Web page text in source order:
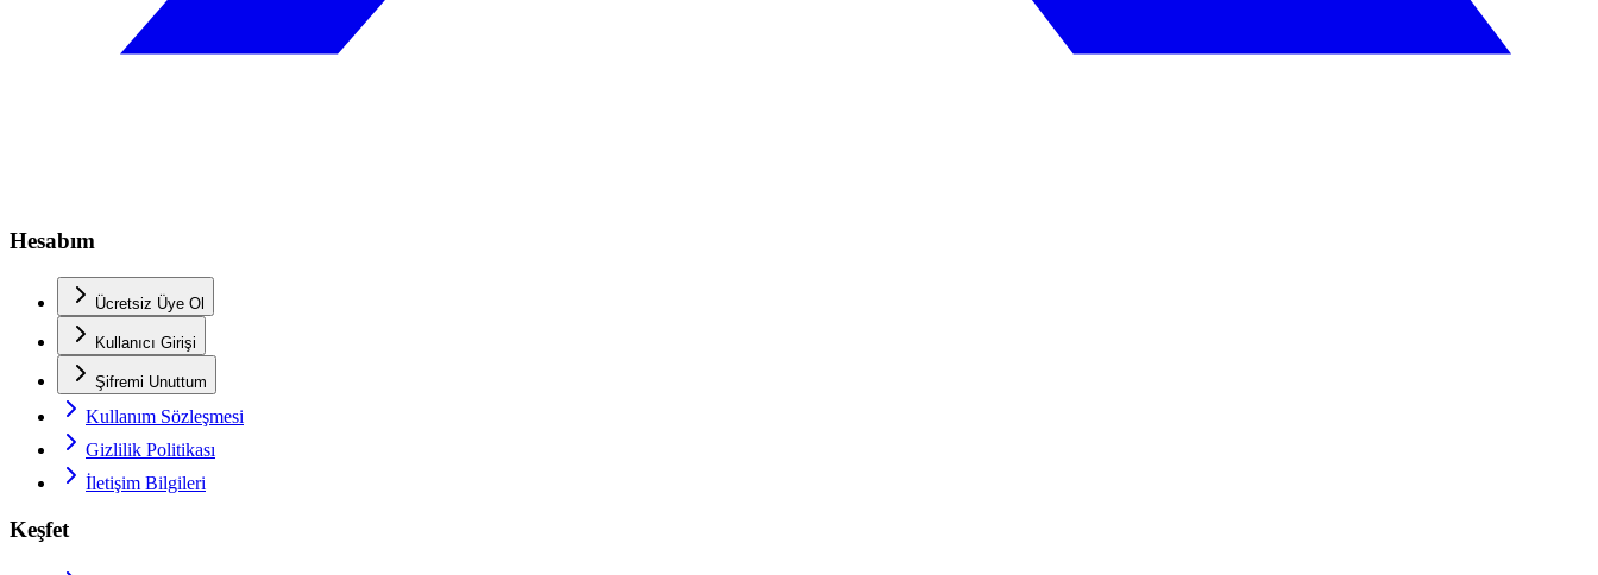
Hesabım
Ücretsiz Üye Ol
Kullanıcı Girişi
Şifremi Unuttum
Kullanım Sözleşmesi
Gizlilik Politikası
İletişim Bilgileri
Keşfet